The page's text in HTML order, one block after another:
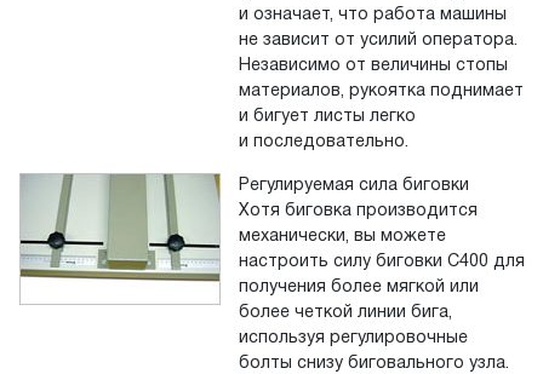
и означает, что работа машины
не зависит от усилий оператора.
Независимо от величины стопы
материалов, рукоятка поднимает
и бигует листы легко
и последовательно.
Регулируемая сила биговки
Хотя биговка производится
механически, вы можете
настроить силу биговки C400 для
получения более мягкой или
более четкой линии бига,
используя регулировочные
болты снизу биговального узла.